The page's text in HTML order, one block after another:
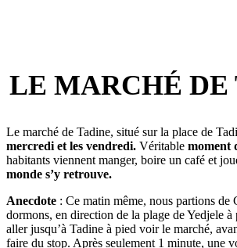
LE MARCHÉ DE
Le marché de Tadine, situé sur la place de
mercredi et les vendredi. Véritable moment
habitants viennent manger, boire un café et
monde s’y retrouve.
Anecdote : Ce matin même, nous partions de
dormons, en direction de la plage de Yedjele
aller jusqu’à Tadine à pied voir le marché,
faire du stop. Après seulement 1 minute, une